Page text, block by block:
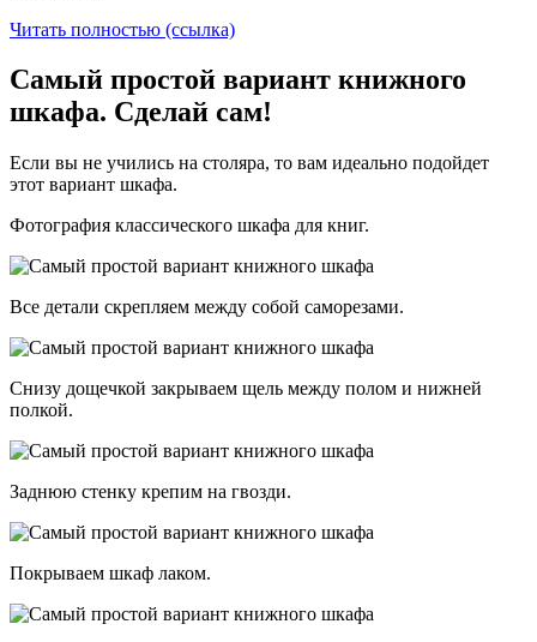
Читать полностью (ссылка)
Самый простой вариант книжного
шкафа. Сделай сам!
Если вы не учились на столяра, то вам идеально подойдет
этот вариант шкафа.
Фотография классического шкафа для книг.
Все детали скрепляем между собой саморезами.
Снизу дощечкой закрываем щель между полом и нижней
полкой.
Заднюю стенку крепим на гвозди.
Покрываем шкаф лаком.